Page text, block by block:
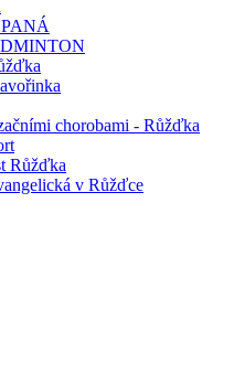
chorobami - Růžďka
Růžďka
v Růžďce